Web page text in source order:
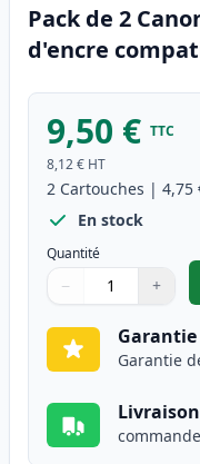
Pack de 2
d'encre
9,50 € TTC
8,12 € HT
2 Cartouches | 4,75
En stock
Quantité
Quantité
Utilisez les boutons
− +
Quantité
Garantie